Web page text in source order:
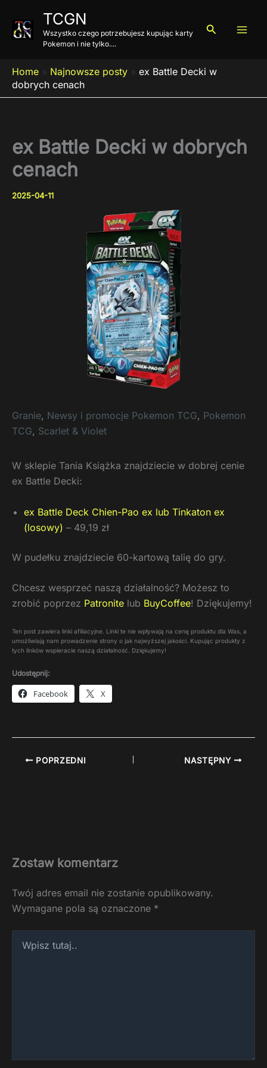
treści
TCGN
Wszystko czego potrzebujesz kupując karty
Pokemon i nie tylko....
Szukaj
Home » Najnowsze posty » ex Battle Decki w
dobrych cenach
ex Battle Decki w dobrych
cenach
2025-04-11
Granie, Newsy i promocje Pokemon TCG, Pokemon
TCG, Scarlet & Violet
W sklepie Tania Książka znajdziecie w dobrej cenie
ex Battle Decki:
ex Battle Deck Chien-Pao ex lub Tinkaton ex
(losowy) – 49,19 zł
W pudełku znajdziecie 60-kartową talię do gry.
Chcesz wesprzeć naszą działalność? Możesz to
zrobić poprzez Patronite lub BuyCoffee! Dziękujemy!
Ten post zawiera linki afiliacyjne. Linki te nie wpływają na cenę produktu dla Was, a
umożliwiają nam prowadzenie strony o jak najwyższej jakości. Kupując produkty z
tych linków wspieracie naszą działalność. Dziękujemy!
Udostępnij:
Facebook X
POPRZEDNI NASTĘPNY
Zostaw komentarz
Twój adres email nie zostanie opublikowany.
Wymagane pola są oznaczone *
tutaj..